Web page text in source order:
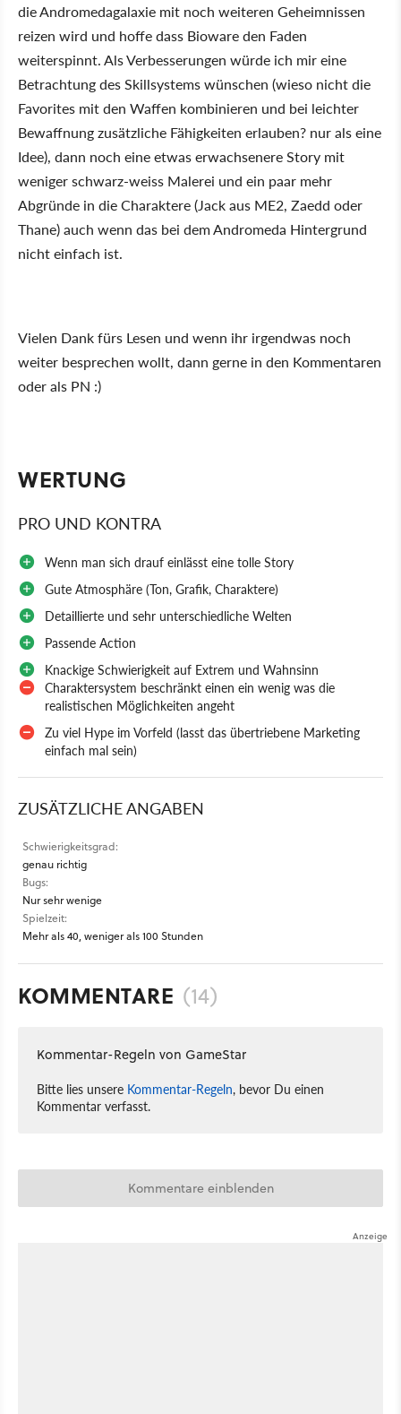
die Andromedagalaxie mit noch weiteren Geheimnissen
reizen wird und hoffe dass Bioware den Faden
weiterspinnt. Als Verbesserungen würde ich mir eine
Betrachtung des Skillsystems wünschen (wieso nicht die
Favorites mit den Waffen kombinieren und bei leichter
Bewaffnung zusätzliche Fähigkeiten erlauben? nur als eine
Idee), dann noch eine etwas erwachsenere Story mit
weniger schwarz-weiss Malerei und ein paar mehr
Abgründe in die Charaktere (Jack aus ME2, Zaedd oder
Thane) auch wenn das bei dem Andromeda Hintergrund
nicht einfach ist.
Vielen Dank fürs Lesen und wenn ihr irgendwas noch
weiter besprechen wollt, dann gerne in den Kommentaren
oder als PN :)
WERTUNG
PRO UND KONTRA
Wenn man sich drauf einlässt eine tolle Story
Gute Atmosphäre (Ton, Grafik, Charaktere)
Detaillierte und sehr unterschiedliche Welten
Passende Action
Knackige Schwierigkeit auf Extrem und Wahnsinn
Charaktersystem beschränkt einen ein wenig was die
realistischen Möglichkeiten angeht
Zu viel Hype im Vorfeld (lasst das übertriebene Marketing
einfach mal sein)
ZUSÄTZLICHE ANGABEN
Schwierigkeitsgrad:
genau richtig
Bugs:
Nur sehr wenige
Spielzeit:
Mehr als 40, weniger als 100 Stunden
KOMMENTARE (14)
Kommentar-Regeln von GameStar
Bitte lies unsere Kommentar-Regeln, bevor Du einen
Kommentar verfasst.
Kommentare einblenden